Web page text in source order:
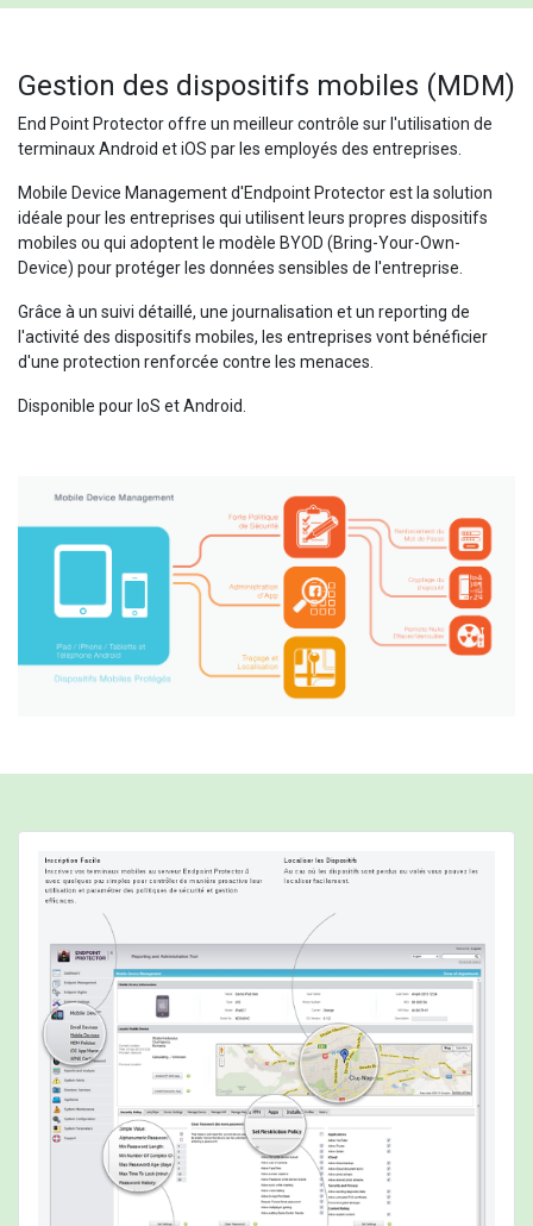
Gestion des dispositifs mobiles (MDM)
End Point Protector offre un meilleur contrôle sur l'utilisation de
terminaux Android et iOS par les employés des entreprises.
Mobile Device Management d'Endpoint Protector est la solution
idéale pour les entreprises qui utilisent leurs propres dispositifs
mobiles ou qui adoptent le modèle BYOD (Bring-Your-Own-
Device) pour protéger les données sensibles de l'entreprise.
Grâce à un suivi détaillé, une journalisation et un reporting de
l'activité des dispositifs mobiles, les entreprises vont bénéficier
d'une protection renforcée contre les menaces.
Disponible pour IoS et Android.